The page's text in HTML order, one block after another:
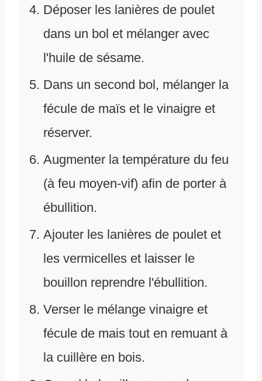
Déposer les lanières de poulet
dans un bol et mélanger avec
l'huile de sésame.
Dans un second bol, mélanger la
fécule de maïs et le vinaigre et
réserver.
Augmenter la température du feu
(à feu moyen-vif) afin de porter à
ébullition.
Ajouter les lanières de poulet et
les vermicelles et laisser le
bouillon reprendre l'ébullition.
Verser le mélange vinaigre et
fécule de mais tout en remuant à
la cuillère en bois.